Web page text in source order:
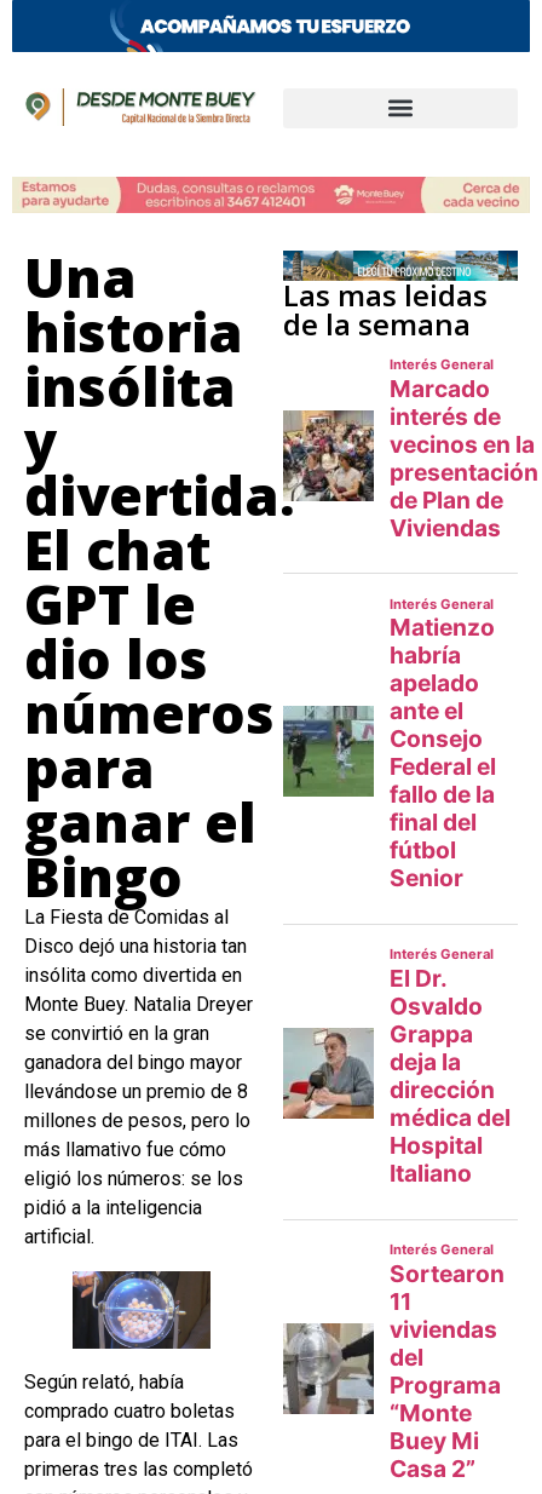
Una
historia
insólita
y
divertida.
El chat
GPT le
dio los
números
para
ganar el
Bingo
La Fiesta de Comidas al
Disco dejó una historia tan
insólita como divertida en
Monte Buey. Natalia Dreyer
se convirtió en la gran
ganadora del bingo mayor
llevándose un premio de 8
millones de pesos, pero lo
más llamativo fue cómo
eligió los números: se los
pidió a la inteligencia
artificial.
Según relató, había
comprado cuatro boletas
para el bingo de ITAI. Las
primeras tres las completó
Las mas leidas
de la semana